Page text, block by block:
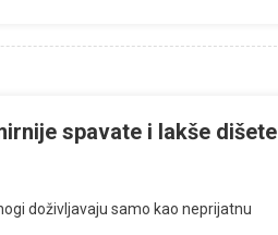
spavate i lakše dišete
doživljavaju samo kao neprijatnu